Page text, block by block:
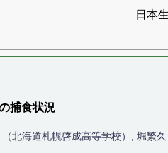
日本
捕食状況
北海道札幌啓成高等学校）, 堀繁久